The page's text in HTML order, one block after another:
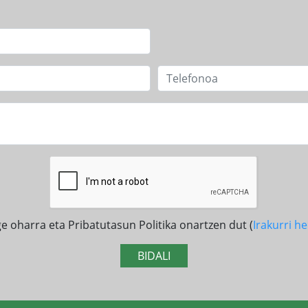
oharra eta Pribatutasun Politika onartzen dut (Irakurri
BIDALI